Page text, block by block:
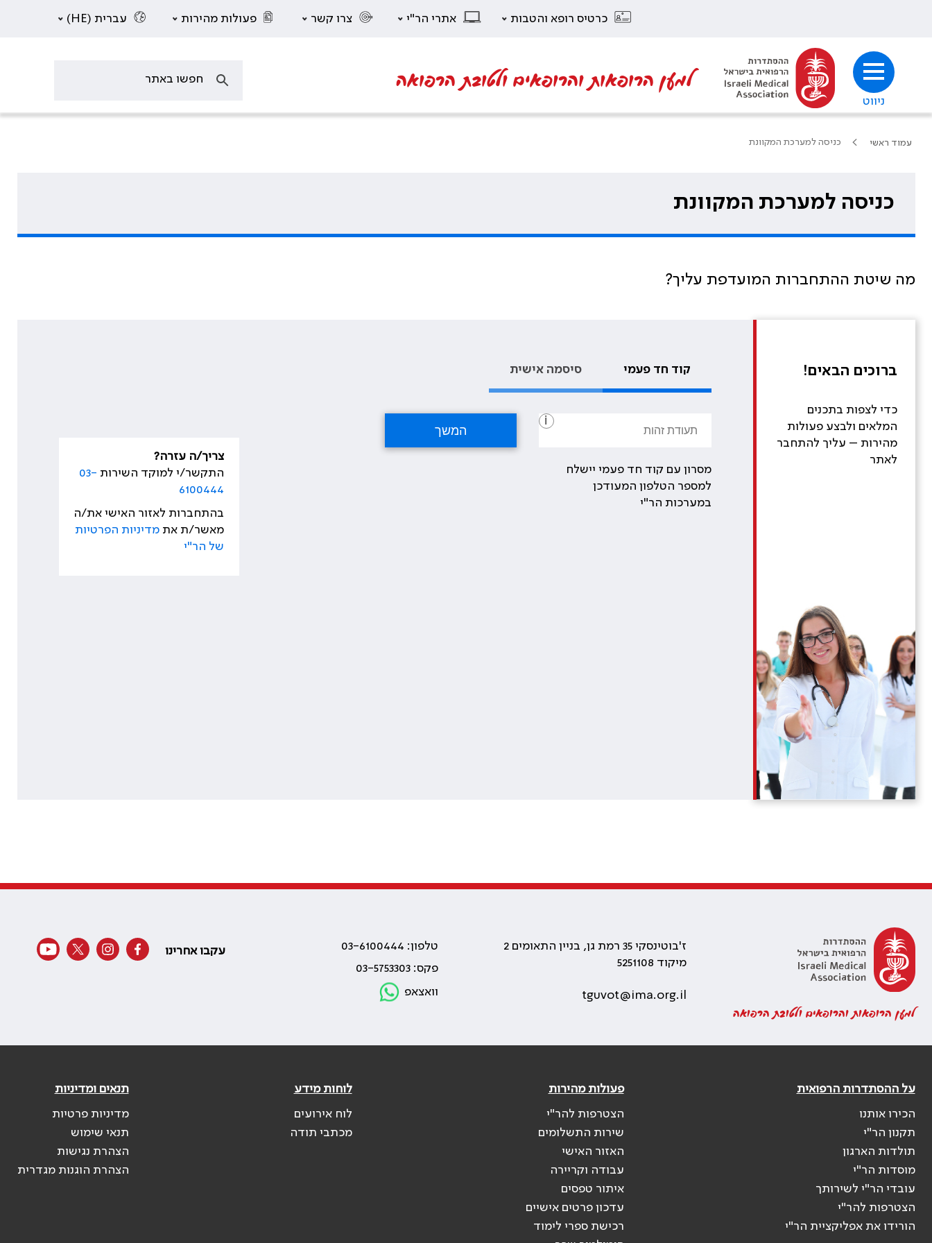
כרטיס רופא והטבות אתרי הר"י צרו קשר פעולות מהירות עברית (HE)
ניווט
למען הרופאות והרופאים ולטובת הרפואה
עמוד ראשי כניסה למערכת המקוונת
כניסה למערכת המקוונת
מה שיטת ההתחברות המועדפת עליך?
ברוכים הבאים!
כדי לצפות בתכנים
המלאים ולבצע פעולות
מהירות – עליך להתחבר
לאתר
קוד חד פעמי סיסמה אישית
i
מסרון עם קוד חד פעמי יישלח
למספר הטלפון המעודכן
במערכות הר"י
צריך/ה עזרה?
התקשר/י למוקד השירות 03-
6100444
בהתחברות לאזור האישי את/ה
מאשר/ת אתמדיניות הפרטיות
של הר"י
למען הרופאות והרופאים ולטובת הרפואה
ז'בוטינסקי 35 רמת גן, בניין התאומים 2
מיקוד 5251108
tguvot@ima.org.il
טלפון: 03-6100444
פקס: 03-5753303
וואצאפ
עקבו אחרינו
על ההסתדרות הרפואית
הכירו אותנו
תקנון הר"י
תולדות הארגון
מוסדות הר"י
עובדי הר"י לשירותך
הצטרפות להר"י
הורידו את אפליקציית הר"י
פעולות מהירות
הצטרפות להר"י
שירות התשלומים
האזור האישי
עבודה וקריירה
איתור טפסים
עדכון פרטים אישיים
רכישת ספרי לימוד
לוחות מידע
לוח אירועים
מכתבי תודה
תנאים ומדיניות
מדיניות פרטיות
תנאי שימוש
הצהרת נגישות
הצהרת הוגנות מגדרית